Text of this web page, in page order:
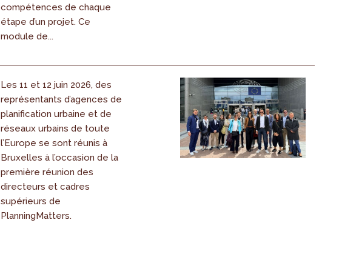
compétences de chaque
étape d’un projet. Ce
module de...
Les 11 et 12 juin 2026, des
représentants d’agences de
planification urbaine et de
réseaux urbains de toute
l’Europe se sont réunis à
Bruxelles à l’occasion de la
première réunion des
directeurs et cadres
supérieurs de
PlanningMatters.